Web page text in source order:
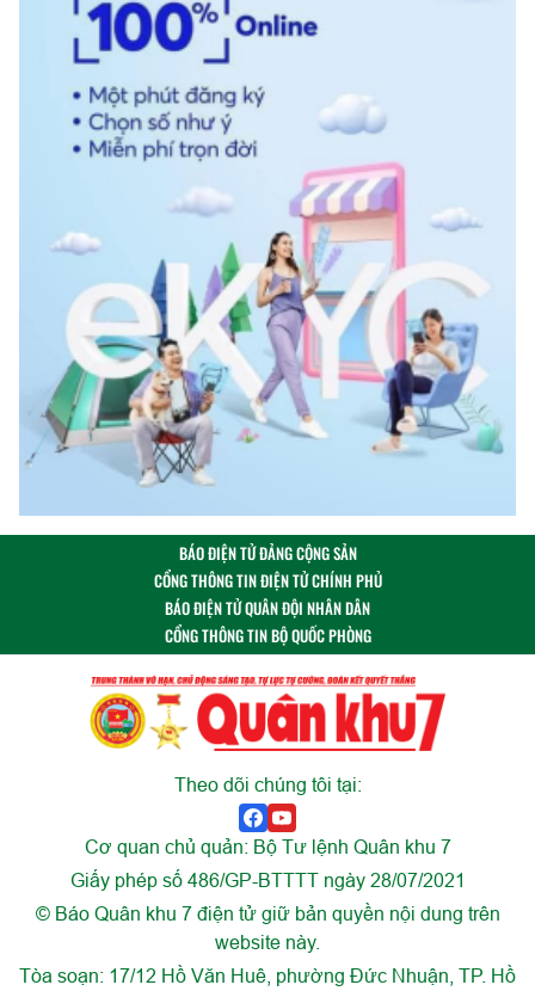
BÁO ĐIỆN TỬ ĐẢNG CỘNG SẢN
CỔNG THÔNG TIN ĐIỆN TỬ CHÍNH PHỦ
BÁO ĐIỆN TỬ QUÂN ĐỘI NHÂN DÂN
CỔNG THÔNG TIN BỘ QUỐC PHÒNG
Theo dõi chúng tôi tại:
Cơ quan chủ quản: Bộ Tư lệnh Quân khu 7
Giấy phép số 486/GP-BTTTT ngày 28/07/2021
© Báo Quân khu 7 điện tử giữ bản quyền nội dung trên
website này.
Tòa soạn: 17/12 Hồ Văn Huê, phường Đức Nhuận, TP. Hồ